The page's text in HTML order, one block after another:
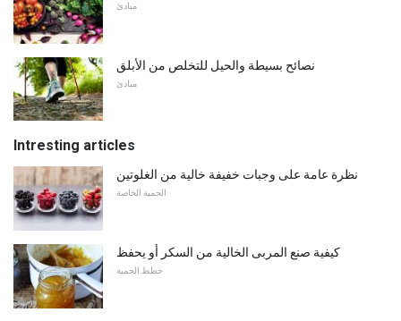
مبادئ
نصائح بسيطة والحيل للتخلص من الأبلق
مبادئ
Intresting articles
نظرة عامة على وجبات خفيفة خالية من الغلوتين
الحمية الخاصة
كيفية صنع المربى الخالية من السكر أو يحفظ
خطط الحمية